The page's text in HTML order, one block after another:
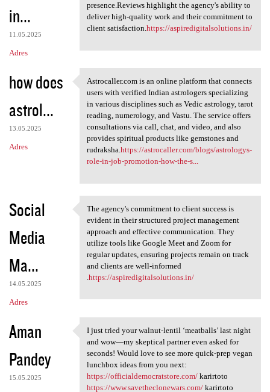
in...
11.05.2025
Adres
presence.Reviews highlight the agency's ability to
deliver high-quality work and their commitment to
client satisfaction.https://aspiredigitalsolutions.in/
how does
astrol...
13.05.2025
Adres
Astrocaller.com is an online
Astrocaller.com is an online platform that connects
users with verified Indian astrologers specializing
in various disciplines such as Vedic astrology, tarot
reading, numerology, and Vastu. The service offers
consultations via call, chat, and video, and also
provides spiritual products like gemstones and
rudraksha.https://astrocaller.com/blogs/astrologys-
role-in-job-promotion-how-the-s...
Social
Media
Ma...
14.05.2025
Adres
The agency's commitment to
The agency's commitment to client success is
evident in their structured project management
approach and effective communication. They
utilize tools like Google Meet and Zoom for
regular updates, ensuring projects remain on track
and clients are well-informed
https://aspiredigitalsolutions.in/
Aman
Pandey
15.05.2025
I just tried your walnut
I just tried your walnut-lentil ‘meatballs’ last night
and wow—my skeptical partner even asked for
seconds! Would love to see more quick-prep vegan
lunchbox ideas from you next:
https://officialdemocratstore.com/karirtoto
https://www.savetheclonewars.com/karirtoto